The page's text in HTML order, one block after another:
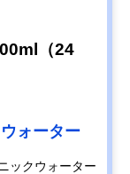
（24
ォーター
ックウォーター